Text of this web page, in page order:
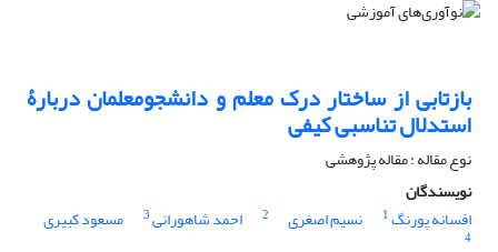
بازتابی از ساختار درک معلم و دانشجومعلمان دربارۀ
استدلال تناسبی کیفی
نوع مقاله : مقاله پژوهشی
نویسندگان
افسانه پورنگ1 نسیم اصغری 2 احمد شاهورانی3 مسعود کبیری
4